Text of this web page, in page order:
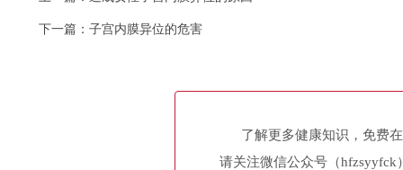
下一篇： 子宫内膜异位的危害
了解更多健康知识，免费
请关注微信公众号（hfzsyyfck